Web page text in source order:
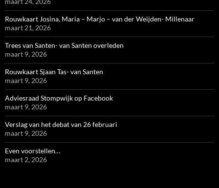
Rouwkaart Josina, Maria – Marjo – van der Weijden- Millenaar
maart 21, 2026
Trees van Santen- van Santen overleden
maart 9, 2026
Rouwkaart Sjaan Tas- van Santen
maart 9, 2026
Adviesraad Stompwijk op Facebook
maart 9, 2026
Verslag van het debat van 26 februari
maart 9, 2026
Even voorstellen…
maart 2, 2026